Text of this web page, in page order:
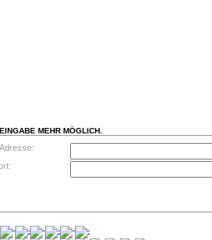
MEHR MÖGLICH.